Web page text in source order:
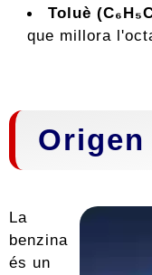
Toluè
que millora
La
benzina
és un